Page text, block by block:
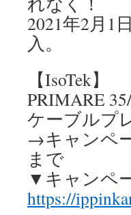
2021年2月1
入。
【IsoTek】
PRIMARE
ケーブルプ
→キャンペ
まで
▼キャンペ
https://